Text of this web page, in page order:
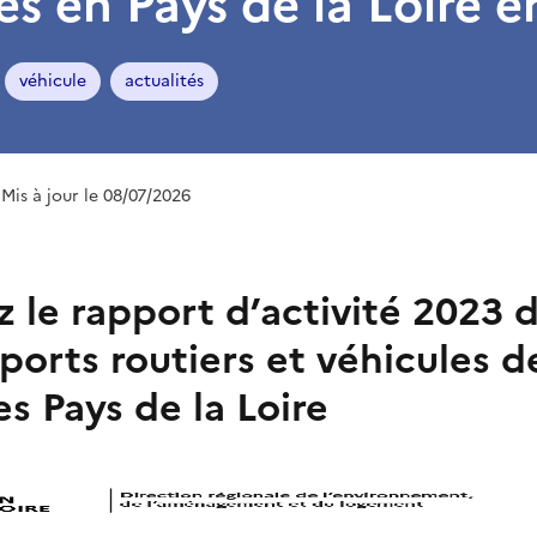
véhicule actualités
à jour le 08/07/2026
le rapport d’activité 2023
routiers et véhicules
Pays de la Loire